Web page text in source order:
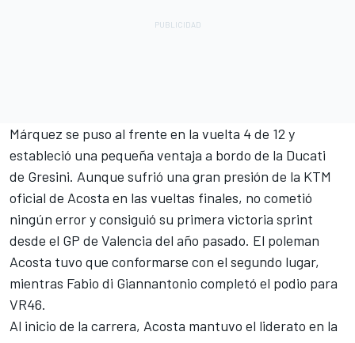
Márquez se puso al frente en la vuelta 4 de 12 y
estableció una pequeña ventaja a bordo de la Ducati
de Gresini. Aunque sufrió una gran presión de la KTM
oficial de Acosta en las vueltas finales, no cometió
ningún error y consiguió su primera victoria sprint
desde el GP de Valencia del año pasado. El poleman
Acosta tuvo que conformarse con el segundo lugar,
mientras Fabio di Giannantonio completó el podio para
VR46.
Al inicio de la carrera, Acosta mantuvo el liderato en la